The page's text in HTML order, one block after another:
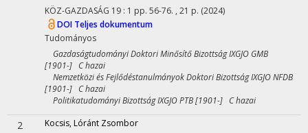
KÖZ-GAZDASÁG 19 : 1 pp. 56-76. , 21 p. (2024)
DOI Teljes dokumentum
Tudományos
Gazdaságtudományi Doktori Minősítő Bizottság IXGJO GMB
[1901-] C hazai
Nemzetközi és Fejlődéstanulmányok Doktori Bizottság IXGJO NFDB
[1901-] C hazai
Politikatudományi Bizottság IXGJO PTB [1901-] C hazai
2 Kocsis, Lóránt Zsombor